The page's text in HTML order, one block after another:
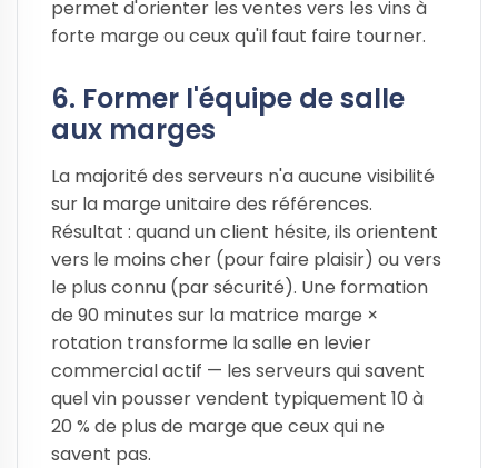
permet d'orienter les ventes vers les vins à
forte marge ou ceux qu'il faut faire tourner.
6. Former l'équipe de salle
aux marges
La majorité des serveurs n'a aucune visibilité
sur la marge unitaire des références.
Résultat : quand un client hésite, ils orientent
vers le moins cher (pour faire plaisir) ou vers
le plus connu (par sécurité). Une formation
de 90 minutes sur la matrice marge ×
rotation transforme la salle en levier
commercial actif — les serveurs qui savent
quel vin pousser vendent typiquement 10 à
20 % de plus de marge que ceux qui ne
savent pas.